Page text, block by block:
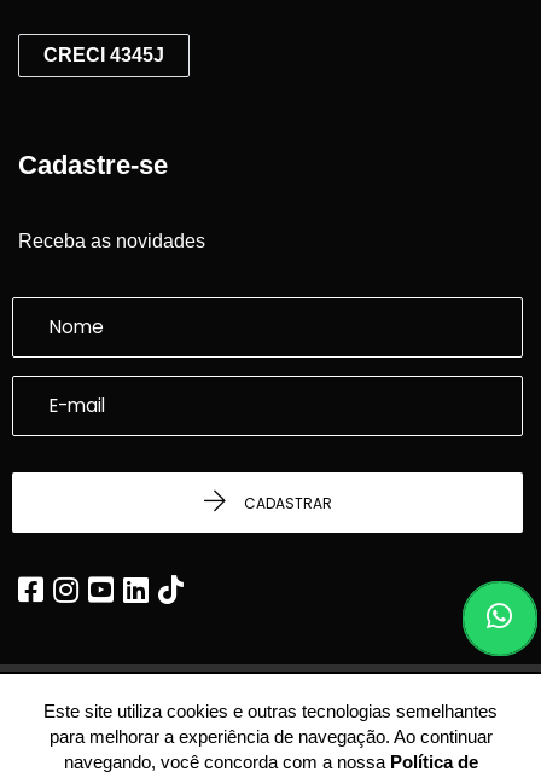
CRECI 4345J
Cadastre-se
Receba as novidades
CADASTRAR
© 2026 - Dalcasta Imobiliária -22.339.969/0001-24 - Todos os Direitos
Reservados.
Este site utiliza cookies e outras tecnologias semelhantes
para melhorar a experiência de navegação. Ao continuar
navegando, você concorda com a nossa Política de